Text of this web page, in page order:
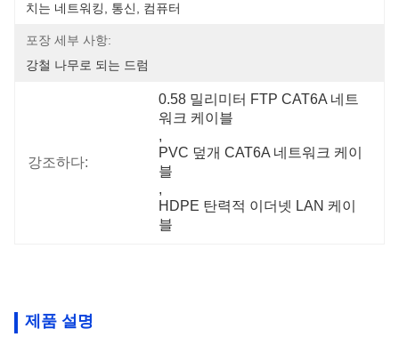
치는 네트워킹, 통신, 컴퓨터
포장 세부 사항:
강철 나무로 되는 드럼
강조하다:
0.58 밀리미터 FTP CAT6A 네트
워크 케이블
,
PVC 덮개 CAT6A 네트워크 케이
블
,
HDPE 탄력적 이더넷 LAN 케이
블
제품 설명